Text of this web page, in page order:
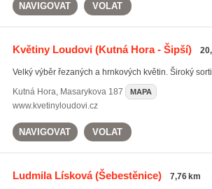
NAVIGOVAT VOLAT
Květiny Loudovi(Kutná Hora - Šipší)
Velký výběr řezaných a hrnkových květin. Široký
Kutná Hora, Masarykova 187 MAPA
www.kvetinyloudovi.cz
NAVIGOVAT VOLAT
Ludmila Lísková(Šebestěnice) 7,76 km